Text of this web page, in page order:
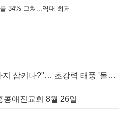
34% 그쳐...역대 최저
[홍콩날씨] "이웃 태풍까지 삼키나?"… 초강력 태풍 '돌핀' 세력 재확장
콩애진교회 8월 26일